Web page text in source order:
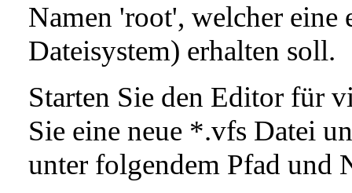
Namen 'root', welcher
Dateisystem) erhalten soll.
Starten Sie den Editor für
Sie eine neue *.vfs Datei
unter folgendem Pfad und